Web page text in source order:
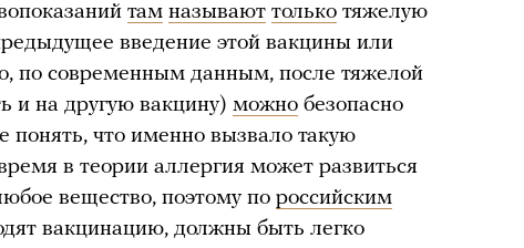
там называют только тяжелую
введение этой вакцины или
по современным данным, после тяжелой
и на другую вакцину) можно безопасно
понять, что именно вызвало такую
в теории аллергия может развиться
вещество, поэтому по российским
вакцинацию, должны быть легко